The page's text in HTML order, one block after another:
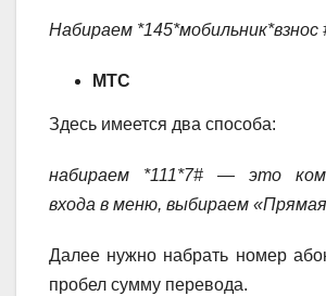
Набираем *145*мобильник*взнос
МТС
Здесь имеется два способа:
набираем *111*7# — это
входа в меню, выбираем
Далее нужно набрать номер
пробел сумму перевода.